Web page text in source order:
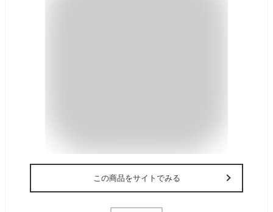
この商品をサイトでみる